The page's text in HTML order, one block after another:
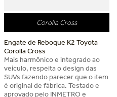
Corolla Cross
Engate de Reboque K2 Toyota
Corolla Cross
Mais harmônico e integrado ao
veículo, respeita o design das
SUVs fazendo parecer que o item
é original de fábrica. Testado e
aprovado pelo INMETRO e